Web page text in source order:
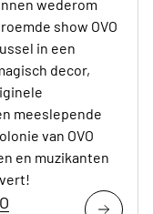
wederom
show OVO
in een
decor,
meeslepende
van OVO
en muzikanten